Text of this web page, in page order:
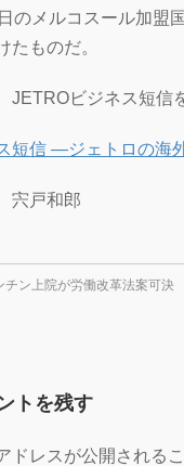
のメルコスール加盟
たものだ。
JETROビジネス短信
短信 ―ジェトロの海
宍戸和郎
チン上院が労働改革法案可
トを残す
ドレスが公開される